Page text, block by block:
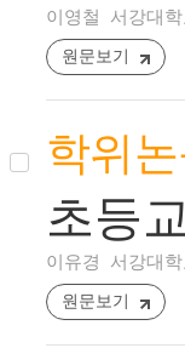
이영철 서강대
원문보기
학위
초등
이유경 서강대
원문보기